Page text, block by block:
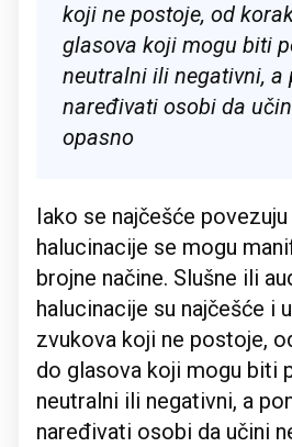
koji ne postoje, od
glasova koji mogu biti
neutralni ili negativni, a
naređivati osobi da
opasno
Iako se najčešće
halucinacije se mogu
brojne načine. Slušne ili
halucinacije su najčešće i
zvukova koji ne postoje,
do glasova koji mogu biti
neutralni ili negativni, a
naređivati osobi da učini